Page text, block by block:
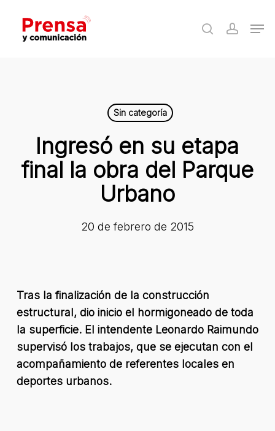
main
search
Sin categoría
Ingresó en su etapa
final la obra del Parque
Urbano
20 de febrero de 2015
Tras la finalización de la construcción
estructural, dio inicio el hormigoneado de toda
la superficie. El intendente Leonardo Raimundo
supervisó los trabajos, que se ejecutan con el
acompañamiento de referentes locales en
deportes urbanos.